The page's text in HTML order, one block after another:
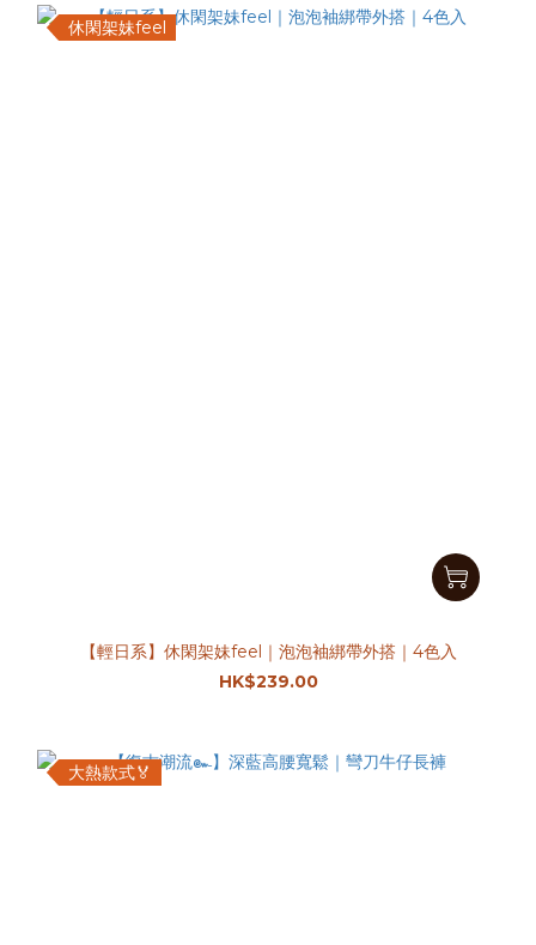
休閑架妹feel
【輕日系】休閑架妹feel｜泡泡袖綁帶外搭｜4色入
HK$239.00
大熱款式🏅